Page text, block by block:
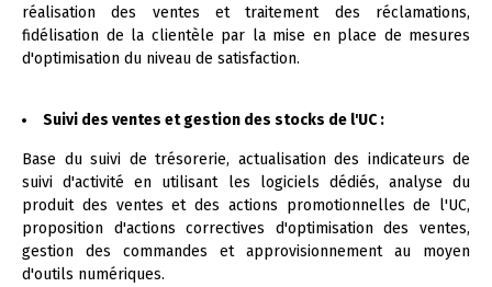
réalisation des ventes et traitement des réclamations,
fidélisation de la clientèle par la mise en place de mesures
d'optimisation du niveau de satisfaction.
Suivi des ventes et gestion des stocks de l'UC :
Base du suivi de trésorerie, actualisation des indicateurs de
suivi d'activité en utilisant les logiciels dédiés, analyse du
produit des ventes et des actions promotionnelles de l'UC,
proposition d'actions correctives d'optimisation des ventes,
gestion des commandes et approvisionnement au moyen
d'outils numériques.